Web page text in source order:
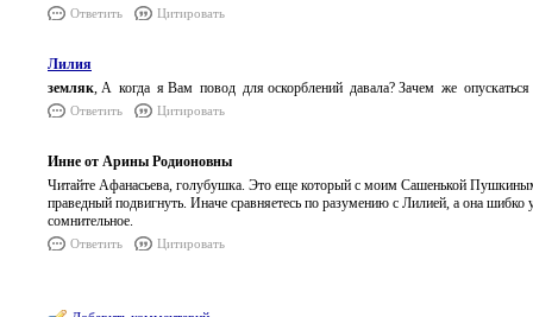
Ответить Цитировать
Лилия
земляк, А когда я Вам повод для оскорблений давала? Зачем же опускаться
Ответить Цитировать
Инне от Арины Родионовны
Читайте Афанасьева, голубушка. Это еще который с моим Сашенькой
праведный подвигнуть. Иначе сравняетесь по разумению с Лилией, а она
сомнительное.
Ответить Цитировать